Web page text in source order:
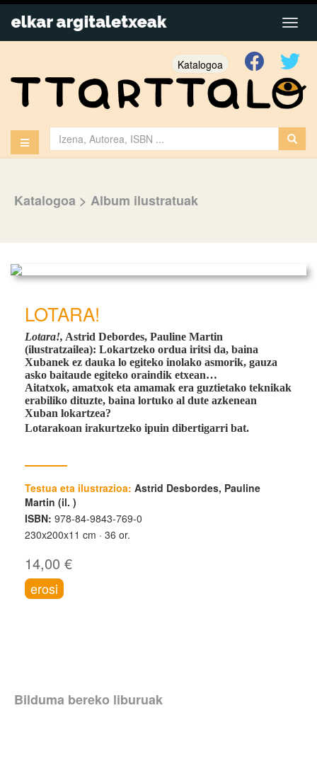
Katalogoa
Katalogoa > Album ilustratuak
LOTARA!
Lotara!, Astrid Debordes, Pauline Martin
(ilustratzailea): Lokartzeko ordua iritsi da, baina
Xubanek ez dauka lo egiteko inolako asmorik, gauza
asko baitaude egiteko oraindik etxean…
Aitatxok, amatxok eta amamak era guztietako teknikak
erabiliko dituzte, baina lortuko al dute azkenean
Xuban lokartzea?
Lotarakoan irakurtzeko ipuin dibertigarri bat.
Testua eta ilustrazioa: Astrid Desbordes, Pauline
Martin (il. )
ISBN: 978-84-9843-769-0
230x200x11 cm
36 or.
14,00 €
erosi
Bilduma bereko liburuak